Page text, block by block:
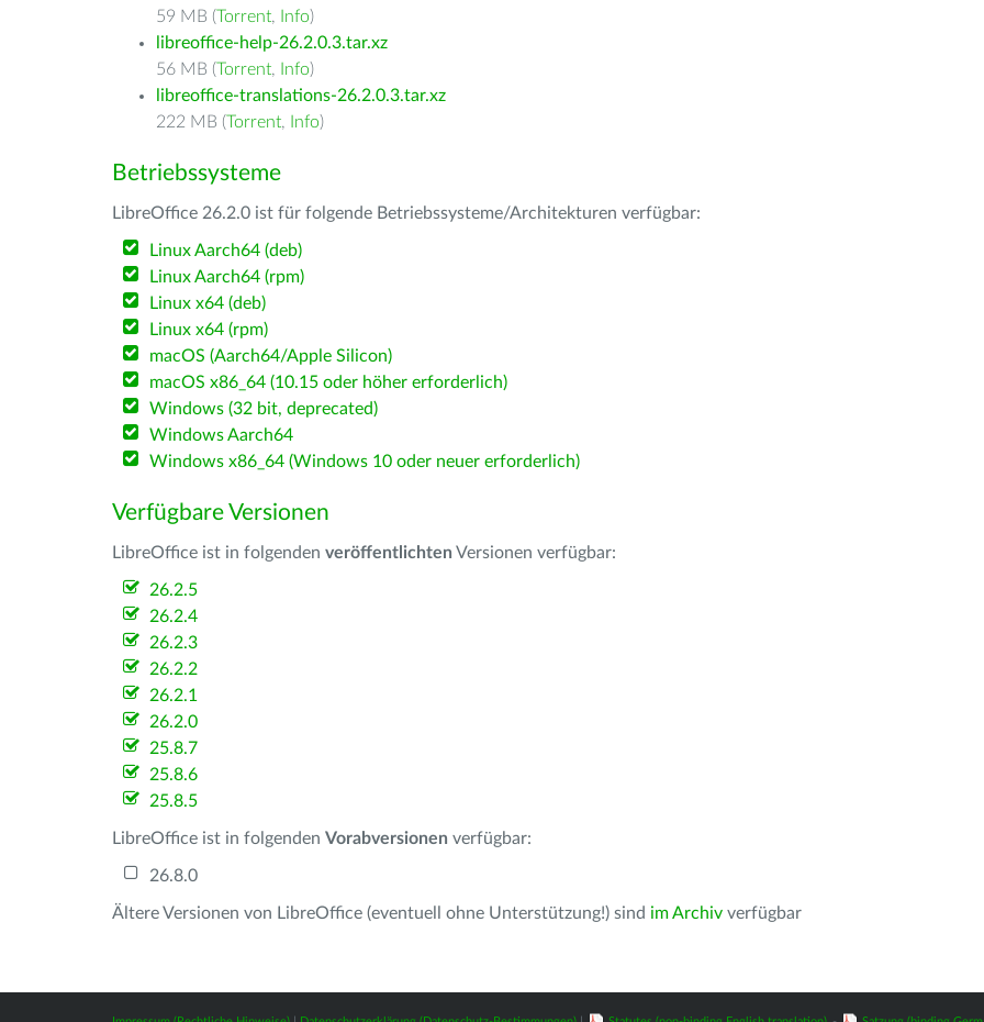
59 MB (Torrent, Info)
libreoffice-help-26.2.0.3.tar.xz
56 MB (Torrent, Info)
libreoffice-translations-26.2.0.3.tar.xz
222 MB (Torrent, Info)
Betriebssysteme
LibreOffice 26.2.0 ist für folgende Betriebssysteme/Architekturen verfügbar:
Linux Aarch64 (deb)
Linux Aarch64 (rpm)
Linux x64 (deb)
Linux x64 (rpm)
macOS (Aarch64/Apple Silicon)
macOS x86_64 (10.15 oder höher erforderlich)
Windows (32 bit, deprecated)
Windows Aarch64
Windows x86_64 (Windows 10 oder neuer erforderlich)
Verfügbare Versionen
LibreOffice ist in folgenden veröffentlichten Versionen verfügbar:
26.2.5
26.2.4
26.2.3
26.2.2
26.2.1
26.2.0
25.8.7
25.8.6
25.8.5
LibreOffice ist in folgenden Vorabversionen verfügbar:
26.8.0
Ältere Versionen von LibreOffice (eventuell ohne Unterstützung!) sind im Archiv verfügbar